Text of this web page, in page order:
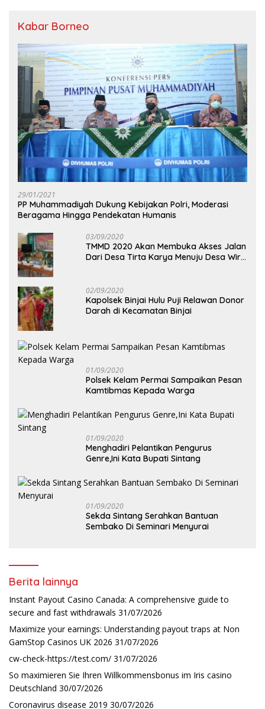
Kabar Borneo
29/01/2021
PP Muhammadiyah Dukung Kebijakan Polri, Moderasi
Beragama Hingga Pendekatan Humanis
03/09/2020
TMMD 2020 Akan Membuka Akses Jalan
Dari Desa Tirta Karya Menuju Desa Wira
02/09/2020
Kapolsek Binjai Hulu Puji Relawan Donor
Darah di Kecamatan Binjai
01/09/2020
Polsek Kelam Permai Sampaikan Pesan
Kamtibmas Kepada Warga
01/09/2020
Menghadiri Pelantikan Pengurus
Genre,Ini Kata Bupati Sintang
01/09/2020
Sekda Sintang Serahkan Bantuan
Sembako Di Seminari Menyurai
Berita lainnya
Instant Payout Casino Canada: A comprehensive guide to
secure and fast withdrawals 31/07/2026
Maximize your earnings: Understanding payout traps at Non
GamStop Casinos UK 2026 31/07/2026
cw-check-https://test.com/ 31/07/2026
So maximieren Sie Ihren Willkommensbonus im Iris casino
Deutschland 30/07/2026
Coronavirus disease 2019 30/07/2026